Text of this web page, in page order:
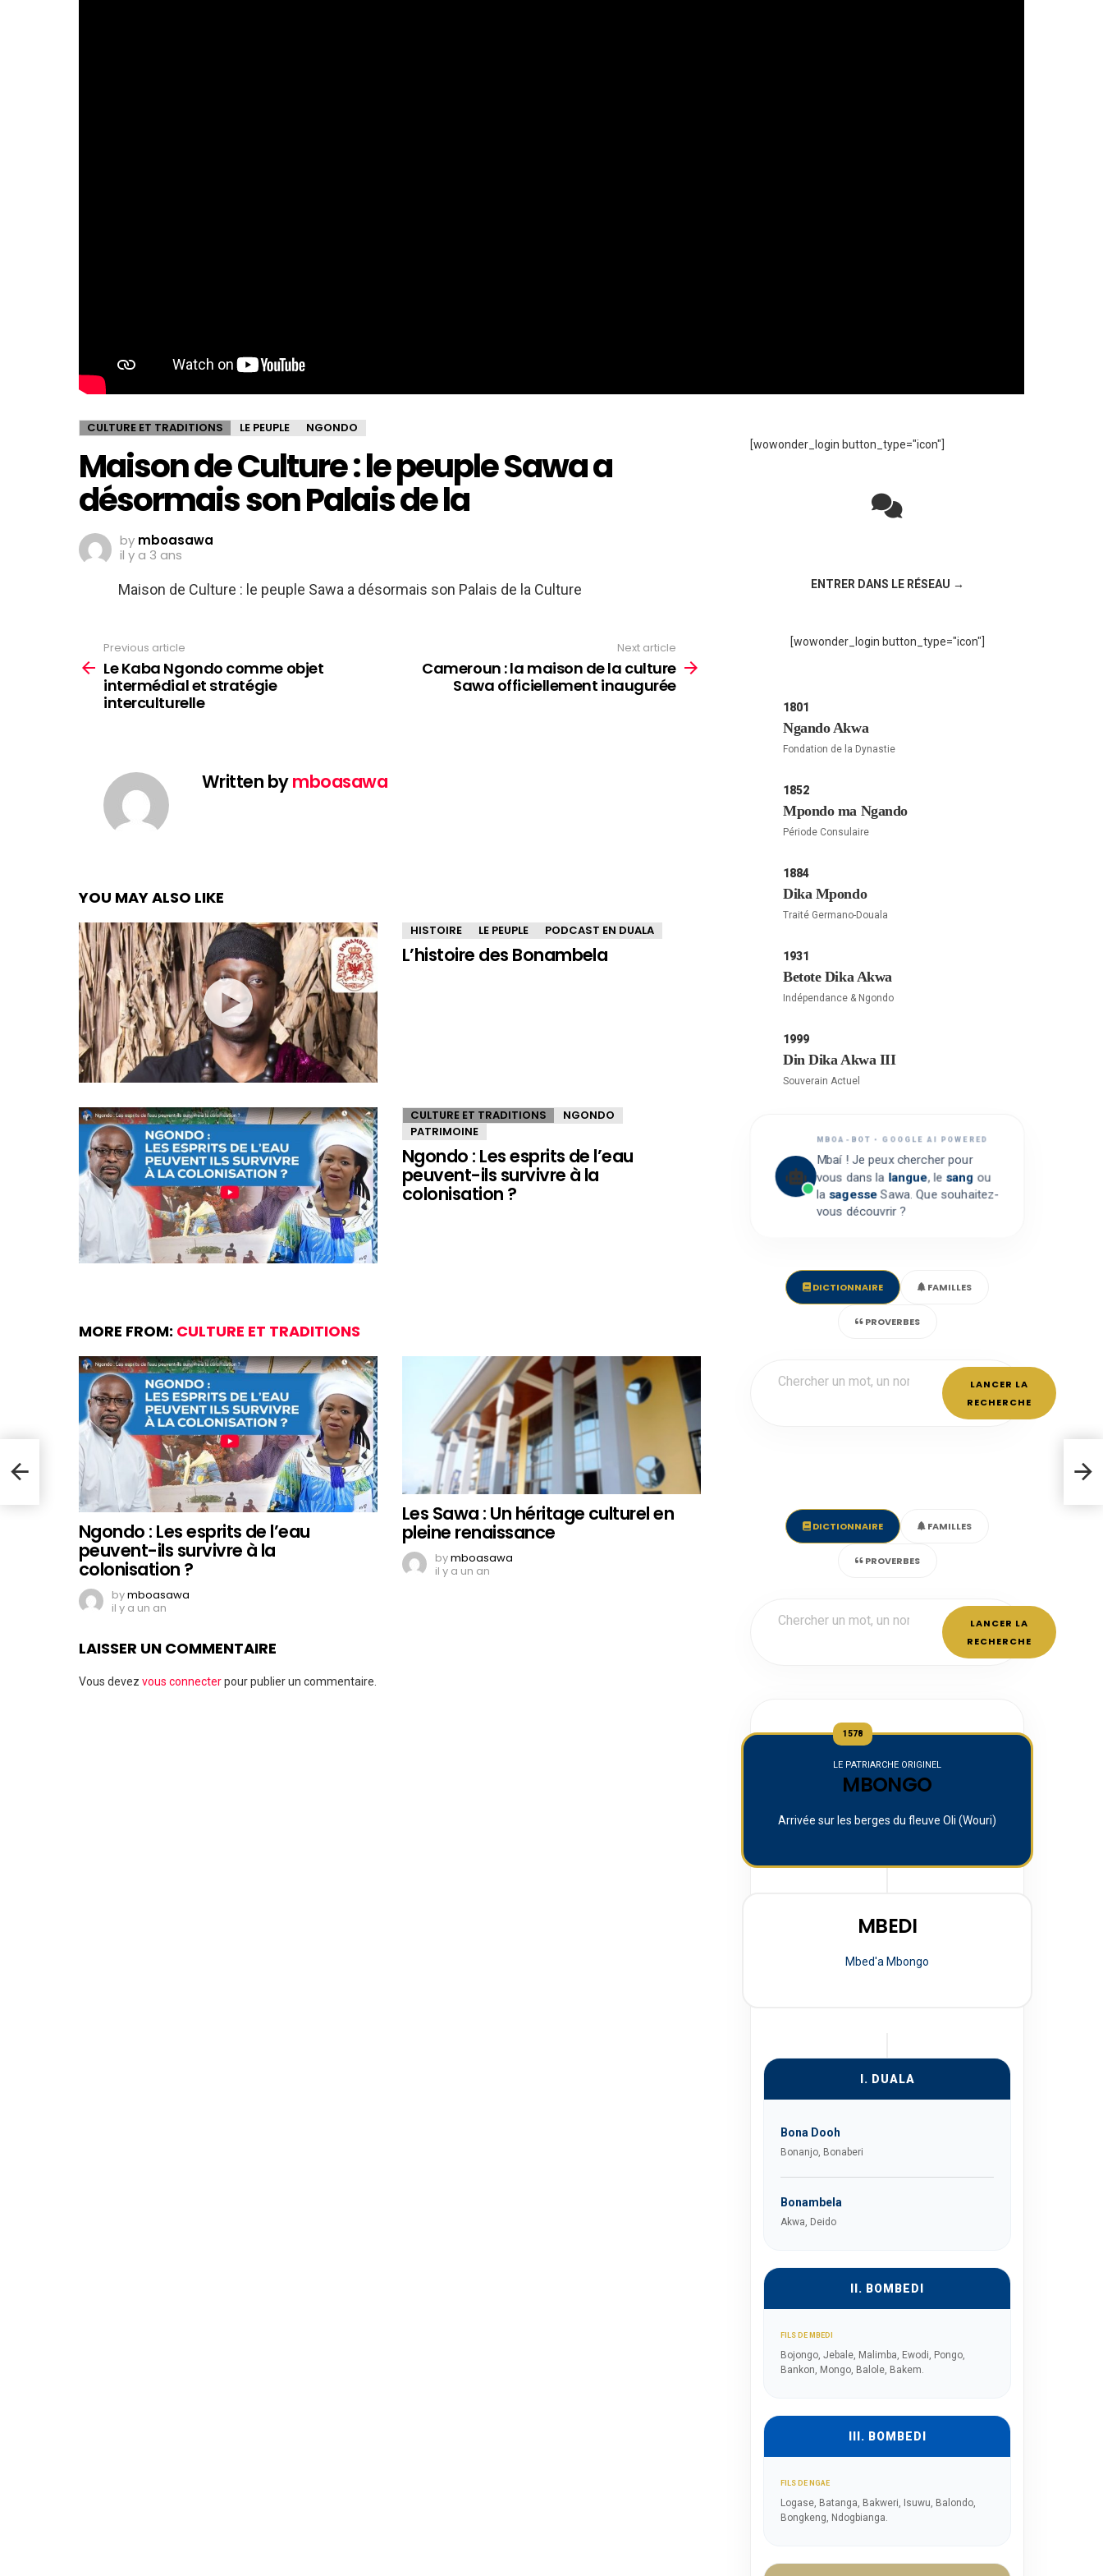
CULTURE ET TRADITIONS LE PEUPLE NGONDO
Maison de Culture : le peuple Sawa a
désormais son Palais de la
by mboasawa
il y a 3 ans
Maison de Culture : le peuple Sawa a désormais son Palais de la Culture
more
Previous article
Le Kaba Ngondo comme objet
intermédial et stratégie
interculturelle
Next article
Cameroun : la maison de la culture
Sawa officiellement inaugurée
Written bymboasawa
YOU MAY ALSO LIKE
HISTOIRE LE PEUPLE PODCAST EN DUALA
L’histoire des Bonambela
CULTURE ET TRADITIONS
NGONDO
PATRIMOINE
Ngondo : Les esprits de l’eau
peuvent-ils survivre à la
colonisation ?
MORE FROM: CULTURE ET TRADITIONS
Ngondo : Les esprits de l’eau
peuvent-ils survivre à la
colonisation ?
bymboasawa
il y a un an
Les Sawa : Un héritage culturel en
pleine renaissance
bymboasawa
il y a un an
LAISSER UN COMMENTAIRE
Vous devez vous connecterpour publier un commentaire.
[wowonder_login button_type="icon"]
ENTRER DANS LE RÉSEAU →
[wowonder_login button_type="icon"]
1801
Ngando Akwa
Fondation de la Dynastie
1852
Mpondo ma Ngando
Période Consulaire
1884
Dika Mpondo
Traité Germano-Douala
1931
Betote Dika Akwa
Indépendance & Ngondo
1999
Din Dika Akwa III
Souverain Actuel
MBOA-BOT • GOOGLE AI POWERED
Mbaí ! Je peux chercher pour
vous dans la langue, le sang ou
la sagesseSawa. Que souhaitez-
vous découvrir ?
DICTIONNAIRE FAMILLES
PROVERBES
LANCER LA
RECHERCHE
DICTIONNAIRE FAMILLES
PROVERBES
LANCER LA
RECHERCHE
1578
LE PATRIARCHE ORIGINEL
MBONGO
Arrivée sur les berges du fleuve Oli (Wouri)
MBEDI
Mbed'a Mbongo
I. DUALA
Bona Dooh
Bonanjo, Bonaberi
Bonambela
Akwa, Deido
II. BOMBEDI
FILS DE MBEDI
Bojongo, Jebale, Malimba, Ewodi, Pongo,
Bankon, Mongo, Balole, Bakem.
III. BOMBEDI
FILS DE NGAE
Logase, Batanga, Bakweri, Isuwu, Balondo,
Bongkeng, Ndogbianga.